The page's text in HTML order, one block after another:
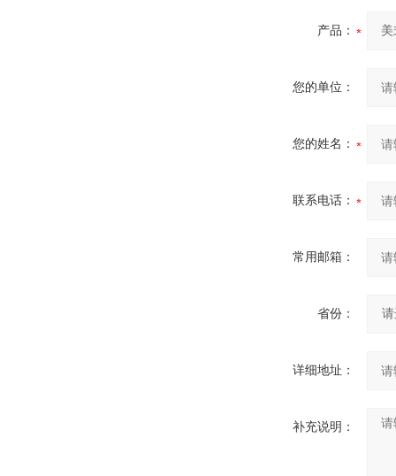
产品：
您的单位：
您的姓名：
联系电话：
常用邮箱：
省份：
详细地址：
补充说明：